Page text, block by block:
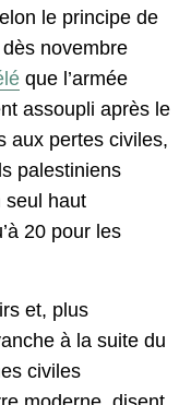
le principe de
novembre
que l’armée
assoupli après le
aux pertes civiles,
palestiniens
seul haut
20 pour les
et, plus
à la suite du
civiles